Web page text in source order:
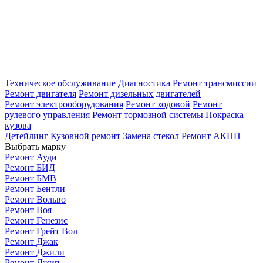
Техническое обслуживание Диагностика Ремонт трансмиссии
Ремонт двигателя Ремонт дизельных двигателей
Ремонт электрооборудования Ремонт ходовой Ремонт
рулевого управления Ремонт тормозной системы Покраска
кузова
Детейлинг Кузовной ремонт Замена стекол Ремонт АКПП
Выбрать марку
Ремонт Ауди
Ремонт БИД
Ремонт БМВ
Ремонт Бентли
Ремонт Вольво
Ремонт Воя
Ремонт Генезис
Ремонт Грейт Вол
Ремонт Джак
Ремонт Джили